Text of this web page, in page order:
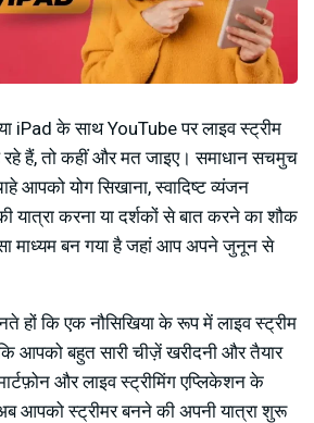
iPad के साथ YouTube पर लाइव स्ट्रीम
हैं, तो कहीं और मत जाइए। समाधान सचमुच
आपको योग सिखाना, स्वादिष्ट व्यंजन
यात्रा करना या दर्शकों से बात करने का शौक
माध्यम बन गया है जहां आप अपने जुनून से
हों कि एक नौसिखिया के रूप में लाइव स्ट्रीम
आपको बहुत सारी चीज़ें खरीदनी और तैयार
और लाइव स्ट्रीमिंग एप्लिकेशन के
आपको स्ट्रीमर बनने की अपनी यात्रा शुरू